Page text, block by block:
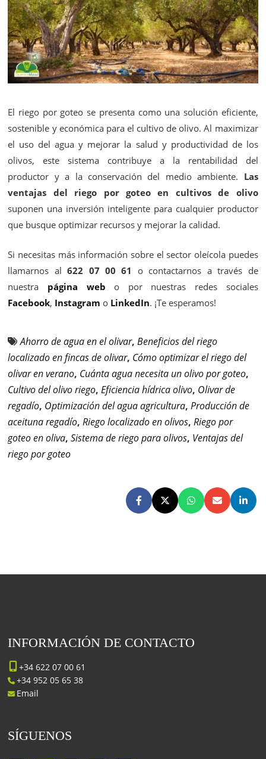
El riego por goteo se presenta como una solución eficiente,
sostenible y económica para el cultivo de olivo. Al maximizar
el uso del agua y mejorar la salud y productividad de los
olivos, este sistema contribuye a la rentabilidad del
productor y a la conservación del medio ambiente. Las
ventajas del riego por goteo en cultivos de olivo
suponen una inversión inteligente para cualquier productor
que busque optimizar recursos y mejorar la calidad.
Si necesitas más información sobre el sector oleícola puedes
llamarnos al622 07 00 61
o contactarnos a través de
nuestra página web o por nuestras redes sociales
Facebook, Instagram o LinkedIn. ¡Te esperamos!
Ahorro de agua en el olivar,Beneficios del riego
localizado en fincas de olivar, Cómo optimizar el riego del
olivar en verano, Cuánta agua necesita un olivo por goteo,
Cultivo del olivo riego,Eficiencia hídrica olivo, Olivar de
regadío, Optimización del agua agricultura,Producción de
aceituna regadío,Riego localizado en olivos,Riego por
goteo en oliva,Sistema de riego para olivos, Ventajas del
riego por goteo
INFORMACIÓN DE CONTACTO
+34 622 07 00 61
+34 952 05 65 38
Email
SÍGUENOS